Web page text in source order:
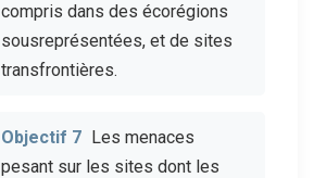
compris dans des écorégions
sousreprésentées, et de sites
transfrontières.
Objectif 7 Les menaces
pesant sur les sites dont les